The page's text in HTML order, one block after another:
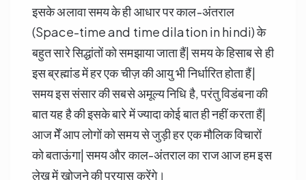
इसके अलावा समय के ही आधार पर काल-अंतराल
(Space-time and time dilation in hindi) के
बहुत सारे सिद्धांतों को समझाया जाता हैं| समय के हिसाब से ही
इस ब्रह्मांड में हर एक चीज़ की आयु भी निर्धारित होता हैं|
समय इस संसार की सबसे अमूल्य निधि है, परंतु विडंबना की
बात यह है की इसके बारे में ज्यादा कोई बात ही नहीं करता हैं|
आज मेँ आप लोगों को समय से जुड़ी हर एक मौलिक विचारों
को बताऊंगा| समय और काल-अंतराल का राज आज हम इस
लेख में खोजने की प्रयास करेंगे।